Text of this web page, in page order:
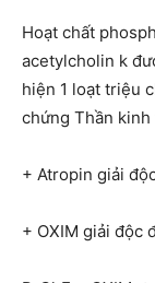
Hoạt chất
acetylcholin k
hiện 1 loạt triệu
chứng Thần
+ Atropin giải
+ OXIM giải độc